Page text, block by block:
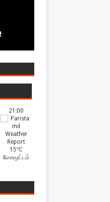
21:00
15°C
மேகமூட்டம்